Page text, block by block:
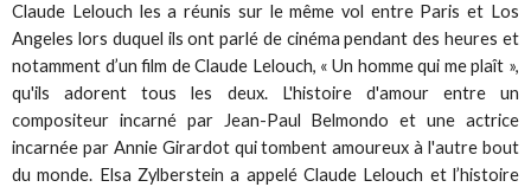
Claude Lelouch les a réunis sur le même vol entre Paris et Los
Angeles lors duquel ils ont parlé de cinéma pendant des heures et
notamment d’un film de Claude Lelouch, « Un homme qui me plaît »,
qu'ils adorent tous les deux. L'histoire d'amour entre un
compositeur incarné par Jean-Paul Belmondo et une actrice
incarnée par Annie Girardot qui tombent amoureux à l'autre bout
du monde. Elsa Zylberstein a appelé Claude Lelouch et l’histoire